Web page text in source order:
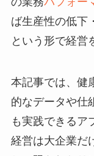
ば生産性の低下
という形で経営
本記事では、健
的なデータや仕
も実践できるア
経営は大企業だ